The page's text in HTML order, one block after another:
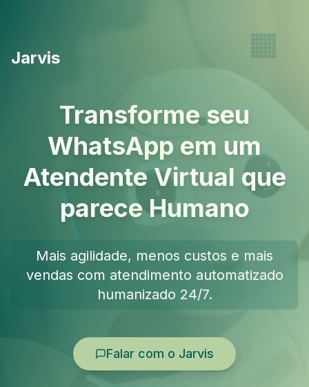
Jarvis
Transforme seu
WhatsApp em um
Atendente Virtual que
parece Humano
Mais agilidade, menos custos e mais
vendas com atendimento automatizado
humanizado 24/7.
Falar com o Jarvis